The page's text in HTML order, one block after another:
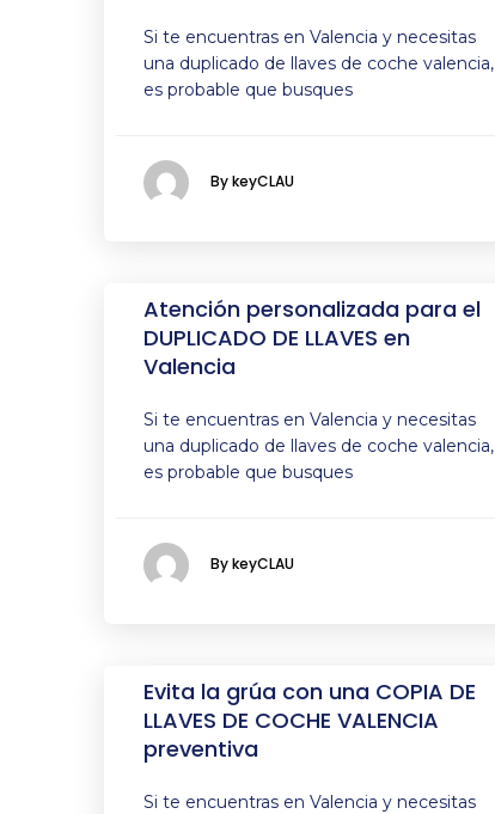
Si te encuentras en Valencia y necesitas
una duplicado de llaves de coche valencia,
es probable que busques
By keyCLAU
Atención personalizada para el
DUPLICADO DE LLAVES en
Valencia
Si te encuentras en Valencia y necesitas
una duplicado de llaves de coche valencia,
es probable que busques
By keyCLAU
Evita la grúa con una COPIA DE
LLAVES DE COCHE VALENCIA
preventiva
Si te encuentras en Valencia y necesitas